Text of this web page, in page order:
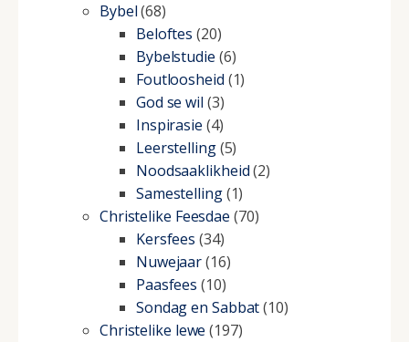
Bybel(68)
Beloftes (20)
Bybelstudie (6)
Foutloosheid (1)
God se wil (3)
Inspirasie (4)
Leerstelling(5)
Noodsaaklikheid(2)
Samestelling(1)
Christelike Feesdae (70)
Kersfees (34)
Nuwejaar(16)
Paasfees (10)
Sondag en Sabbat(10)
Christelike lewe (197)